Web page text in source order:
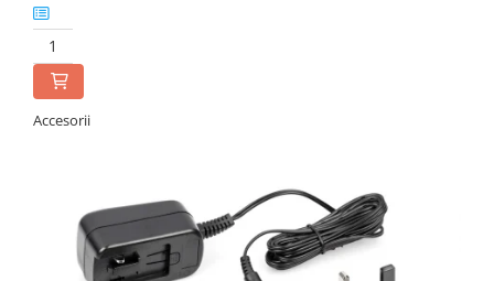
Accesorii